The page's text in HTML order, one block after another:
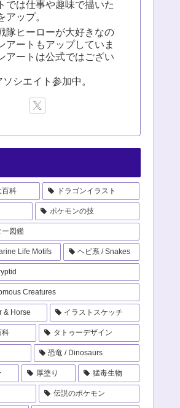
では仕事や趣味で描いた
アップ。
隊ヒーローが大好きなの
アートもアップしていま
アートは公式ではござい
シエイト参加中。
百科 ドラゴンイラスト
ポケモンの技
ー図鑑
Life Motifs ヘビ系 / Snakes
Creatures
& Horse イラストスケッチ
科 タトゥーデザイン
恐竜 / Dinosaurs
厚塗り 猛毒生物
伝説のポケモン